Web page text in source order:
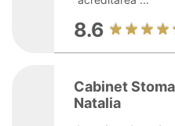
8.6
Cabinet
Natalia